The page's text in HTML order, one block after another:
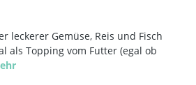
leckerer Gemüse, Reis und Fisch
als Topping vom Futter (egal ob